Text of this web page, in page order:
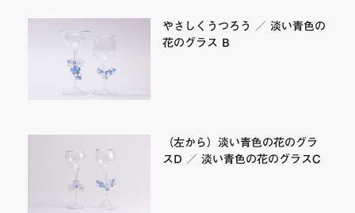
やさしくうつろう ／ 淡い青色の
花のグラス B
（左から）淡い青色の花のグラ
スD ／ 淡い青色の花のグラスC